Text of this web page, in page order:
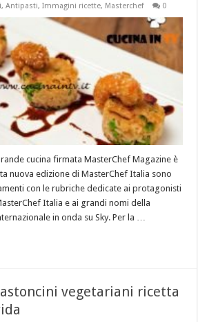
,Antipasti,Immagini ricette, Masterchef 0
cucina firmata MasterChef Magazine è
nuova edizione di MasterChef Italia sono
con le rubriche dedicate ai protagonisti
Italia e ai grandi nomi della
in onda su Sky. Per la …
vegetariani ricetta